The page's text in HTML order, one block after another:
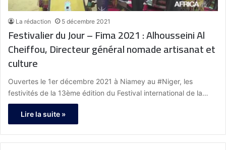
La rédaction 5 décembre 2021
Festivalier du Jour – Fima 2021 : Alhousseini Al
Cheiffou, Directeur général nomade artisanat et
culture
Ouvertes le 1er décembre 2021 à Niamey au #Niger, les
festivités de la 13ème édition du Festival international de la…
Lire la suite »